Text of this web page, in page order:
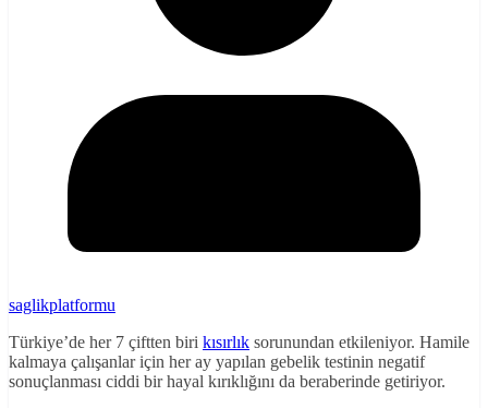
saglikplatformu
Türkiye’de her 7 çiftten biri kısırlık sorunundan etkileniyor. Hamile
kalmaya çalışanlar için her ay yapılan gebelik testinin negatif
sonuçlanması ciddi bir hayal kırıklığını da beraberinde getiriyor.